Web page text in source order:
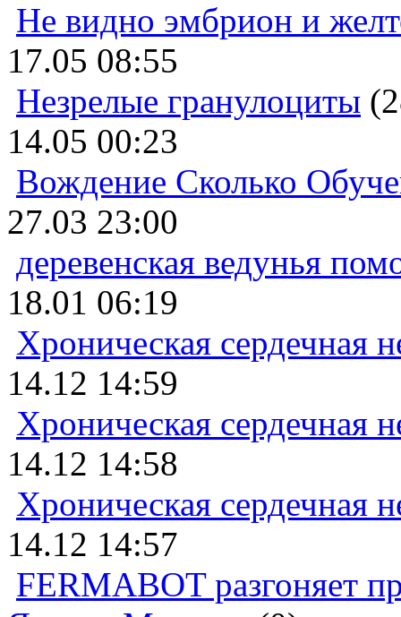
Не видно эмбрион и
17.05 08:55
Незрелые гранулоциты
14.05 00:23
Вождение Сколько
27.03 23:00
деревенская ведунья
18.01 06:19
Хроническая сердечная
14.12 14:59
Хроническая сердечная
14.12 14:58
Хроническая сердечная
14.12 14:57
FERMABOT разгоняет